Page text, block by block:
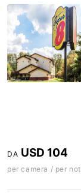
DA USD 104
per camera / per